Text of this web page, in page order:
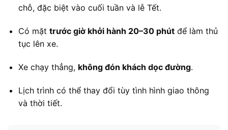
chỗ, đặc biệt vào cuối tuần và lễ Tết.
Có mặt trước giờ khởi hành 20–30 phútđể làm thủ
tục lên xe.
Xe chạy thẳng, không đón khách dọc đường.
Lịch trình có thể thay đổi tùy tình hình giao thông
và thời tiết.